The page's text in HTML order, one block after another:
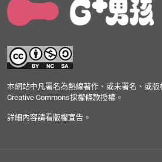
本網站中凡署名為熱線著作、或未署名、或
Creative Commons採權條款授權。
詳細內容請看版權宣告。